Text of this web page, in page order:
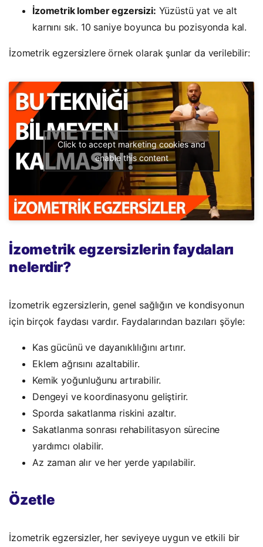
İzometrik lomber egzersizi: Yüzüstü yat ve alt
karnını sık. 10 saniye boyunca bu pozisyonda kal.
İzometrik egzersizlere örnek olarak şunlar da verilebilir:
Click to accept marketing cookies and
enable this content
İzometrik egzersizlerin faydaları
nelerdir?
İzometrik egzersizlerin, genel sağlığın ve kondisyonun
için birçok faydası vardır. Faydalarından bazıları şöyle:
Kas gücünü ve dayanıklılığını artırır.
Eklem ağrısını azaltabilir.
Kemik yoğunluğunu artırabilir.
Dengeyi ve koordinasyonu geliştirir.
Sporda sakatlanma riskini azaltır.
Sakatlanma sonrası rehabilitasyon sürecine
yardımcı olabilir.
Az zaman alır ve her yerde yapılabilir.
Özetle
İzometrik egzersizler, her seviyeye uygun ve etkili bir